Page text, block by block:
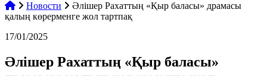
Новости
Әлішер Рахаттың «Қыр баласы» драмасы
қалың көрерменге жол тартпақ
17/01/2025
Әлішер Рахаттың «Қыр баласы»